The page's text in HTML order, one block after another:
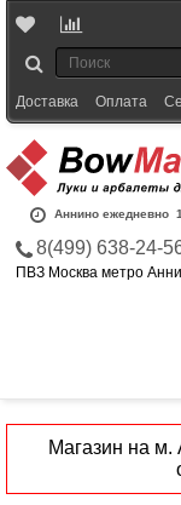
Доставка Оплата
Аннино ежедневно
8(499) 638-24-
ПВЗ Москва метро
Магазин на м.